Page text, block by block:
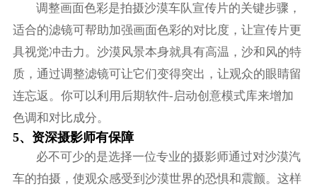
调整画面色彩是拍摄沙漠车队宣传片的关键步骤，
适合的滤镜可帮助加强画面色彩的对比度，让宣传片更
具视觉冲击力。沙漠风景本身就具有高温，沙和风的特
质，通过调整滤镜可让它们变得突出，让观众的眼睛留
连忘返。你可以利用后期软件-启动创意模式库来增加
色调和对比成分。
5、资深摄影师有保障
必不可少的是选择一位专业的摄影师通过对沙漠汽
车的拍摄，使观众感受到沙漠世界的恐惧和震颤。这样